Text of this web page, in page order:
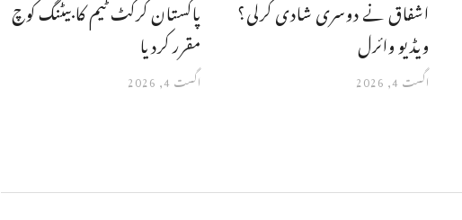
پاکستان کرکٹ ٹیم کا بیٹنگ کوچ
مقرر کردیا
اگست 4, 2026
اشفاق نے دوسری شادی کرلی؟
ویڈیو وائرل
اگست 4, 2026